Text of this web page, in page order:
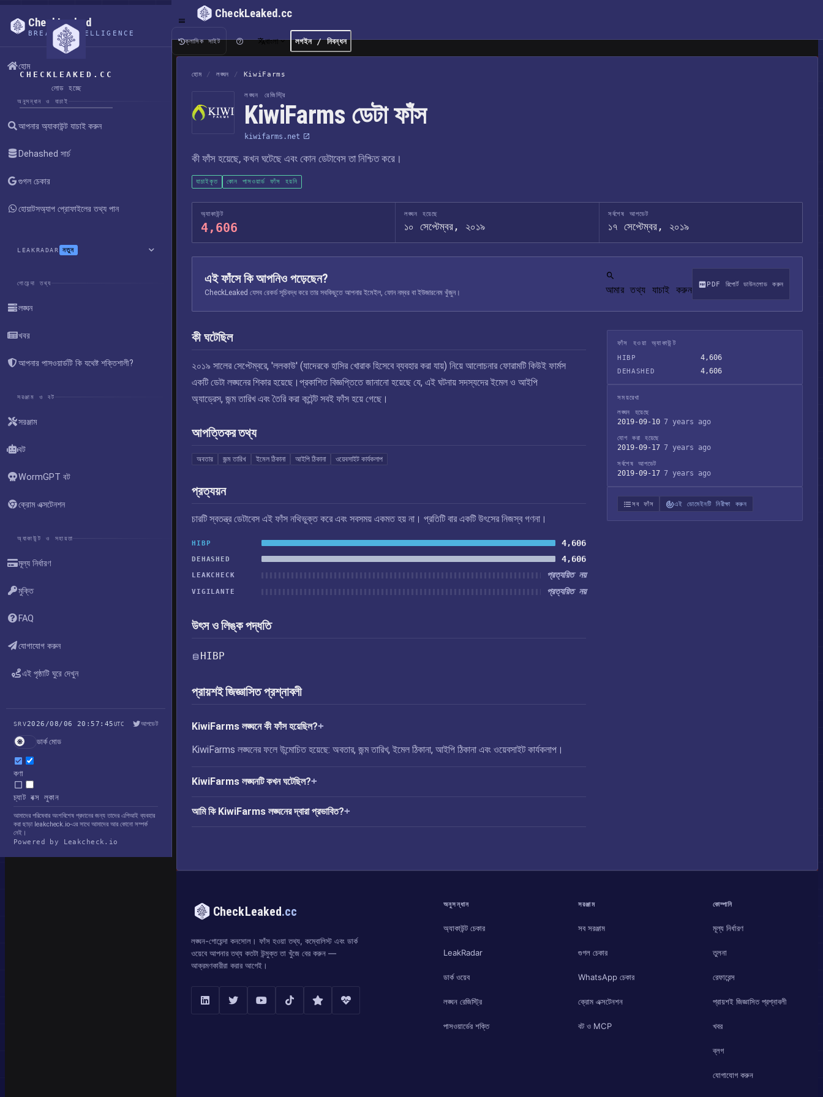
CHECKLEAKED.CC
লোড হচ্ছে
CheckLeaked
BREACH INTELLIGENCE
হোম
অনুসন্ধান ও যাচাই
আপনার অ্যাকাউন্ট যাচাই করুন
Dehashed সার্চ
গুগল চেকার
হোয়াটসঅ্যাপ প্রোফাইলের তথ্য পান
LEAKRADAR নতুন
গোয়েন্দা তথ্য
লঙ্ঘন
খবর
আপনার পাসওয়ার্ডটি কি যথেষ্ট শক্তিশালী?
সরঞ্জাম ও বট
সরঞ্জাম
বট
WormGPT বট
ক্রোম এক্সটেনশন
অ্যাকাউন্ট ও সহায়তা
মূল্য নির্ধারণ
মুক্তি
FAQ
যোগাযোগ করুন
এই পৃষ্ঠাটি ঘুরে দেখুন
SRV2026/08/06 20:57:45UTC আপডেট
ডার্ক মোড
কণা
চ্যাট বক্স লুকান
আমাদের পরিষেবার অংশবিশেষ প্রদানের জন্য তাদের এপিআই ব্যবহার
করা ছাড়া leakcheck.io-এর সাথে আমাদের আর কোনো সম্পর্ক
নেই।
Powered by Leakcheck.io
CheckLeaked.cc
ক্লাসিক সাইট বাংলা লগইন / নিবন্ধন
হোম / লঙ্ঘন / KiwiFarms
লঙ্ঘন রেজিস্ট্রি
KiwiFarms ডেটা ফাঁস
kiwifarms.net
কী ফাঁস হয়েছে, কখন ঘটেছে এবং কোন ডেটাবেস তা নিশ্চিত করে।
যাচাইকৃত কোন পাসওয়ার্ড ফাঁস হয়নি
অ্যাকাউন্ট
4,606
লঙ্ঘন হয়েছে
১০ সেপ্টেম্বর, ২০১৯
সর্বশেষ আপডেট
১৭ সেপ্টেম্বর, ২০১৯
এই ফাঁসে কি আপনিও পড়েছেন?
CheckLeaked যেসব রেকর্ড সূচিবদ্ধ করে তার সবকিছুতে আপনার ইমেইল, ফোন নম্বর বা ইউজারনেম খুঁজুন। আমার তথ্য যাচাই করুন PDF রিপোর্ট ডাউনলোড করুন
কী ঘটেছিল
২০১৯ সালের সেপ্টেম্বরে, 'ললকাউ' (যাদেরকে হাসির খোরাক হিসেবে ব্যবহার করা যায়) নিয়ে আলোচনার ফোরামটি কিউই ফার্মস
একটি ডেটা লঙ্ঘনের শিকার হয়েছে।প্রকাশিত বিজ্ঞপ্তিতে জানানো হয়েছে যে, এই ঘটনায় সদস্যদের ইমেল ও আইপি
অ্যাড্রেস, জন্ম তারিখ এবং তৈরি করা কন্টেন্ট সবই ফাঁস হয়ে গেছে।
আপত্তিকর তথ্য
অবতার জন্ম তারিখ ইমেল ঠিকানা আইপি ঠিকানা ওয়েবসাইট কার্যকলাপ
প্রত্যয়ন
চারটি স্বতন্ত্র ডেটাবেস এই ফাঁস নথিভুক্ত করে এবং সবসময় একমত হয় না। প্রতিটি বার একটি উৎসের নিজস্ব গণনা।
HIBP 4,606
DEHASHED 4,606
LEAKCHECK প্রত্যয়িত নয়
VIGILANTE প্রত্যয়িত নয়
উৎস ও লিঙ্ক পদ্ধতি
HIBP
প্রায়শই জিজ্ঞাসিত প্রশ্নাবলী
KiwiFarms লঙ্ঘনে কী ফাঁস হয়েছিল?
KiwiFarms লঙ্ঘনের ফলে উন্মোচিত হয়েছে: অবতার, জন্ম তারিখ, ইমেল ঠিকানা, আইপি ঠিকানা এবং ওয়েবসাইট কার্যকলাপ।
KiwiFarms লঙ্ঘনটি কখন ঘটেছিল?
আমি কি KiwiFarms লঙ্ঘনের দ্বারা প্রভাবিত?
ফাঁস হওয়া অ্যাকাউন্ট
HIBP
4,606
DEHASHED 4,606
সময়রেখা
লঙ্ঘন হয়েছে
2019-09-10 7 years ago
যোগ করা হয়েছে
2019-09-17 7 years ago
সর্বশেষ আপডেট
2019-09-17 7 years ago
সব ফাঁস এই ডোমেইনটি নিরীক্ষা করুন
CheckLeaked.cc
লঙ্ঘন-গোয়েন্দা কনসোল। ফাঁস হওয়া তথ্য, কম্বোলিস্ট এবং ডার্ক
ওয়েবে আপনার তথ্য কতটা উন্মুক্ত তা খুঁজে বের করুন —
আক্রমণকারীরা করার আগেই।
অনুসন্ধান
অ্যাকাউন্ট চেকার
LeakRadar
ডার্ক ওয়েব
লঙ্ঘন রেজিস্ট্রি
পাসওয়ার্ডের শক্তি
সরঞ্জাম
সব সরঞ্জাম
গুগল চেকার
WhatsApp চেকার
ক্রোম এক্সটেনশন
বট ও MCP
কোম্পানি
মূল্য নির্ধারণ
তুলনা
রেফারেন্স
প্রায়শই জিজ্ঞাসিত প্রশ্নাবলী
খবর
ব্লগ
যোগাযোগ করুন